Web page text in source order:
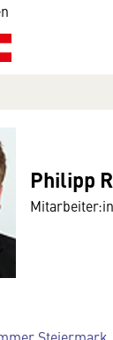
Philipp
Mitarbeiter:in